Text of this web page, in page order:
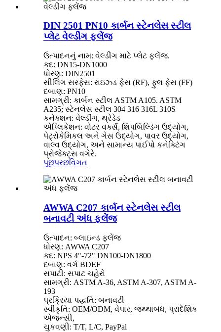
DIN 2501 PN10 કાર્બન સ્ટેનલેસ સ્ટીલ
પ્લેટ વેલ્ડીંગ ફ્લેંજ
ઉત્પાદનનું નામ: વેલ્ડીંગ માટે પ્લેટ ફ્લેંજ.
કદ: DN15-DN1000
ધોરણ: DIN2501
સીલિંગ સરફેસ: રાઇઝ્ડ ફેસ (RF), ફુલ ફેસ (FF)
દબાણ: PN10
સામગ્રી: કાર્બન સ્ટીલ ASTM A105. ASTM
A235; સ્ટેનલેસ સ્ટીલ 304 316 316L 310S
કનેક્શન: વેલ્ડીંગ, થ્રેડેડ
એપ્લિકેશન: વોટર વર્ક્સ, શિપબિલ્ડિંગ ઉદ્યોગ,
પેટ્રોકેમિકલ અને ગેસ ઉદ્યોગ, પાવર ઉદ્યોગ,
વાલ્વ ઉદ્યોગ, અને સામાન્ય પાઈપો કનેક્ટિંગ
પ્રોજેક્ટ્સ વગેરે.
પૂછપરછવિગત
AWWA C207 કાર્બન સ્ટેનલેસ સ્ટીલ
બનાવટી અંધ ફ્લેંજ
ઉત્પાદન: બ્લાઇન્ડ ફ્લેંજ
ધોરણ: AWWA C207
કદ: NPS 4"-72" DN100-DN1800
દબાણ: વર્ગ BDEF
સપાટી: સપાટ ચહેરો
સામગ્રી: ASTM A-36, ASTM A-307, ASTM A-
193
પ્રક્રિયા પદ્ધતિ: બનાવટી
સ્વીકૃતિ: OEM/ODM, વેપાર, જથ્થાબંધ, પ્રાદેશિક
એજન્સી,
ચુકવણી: T/T, L/C, PayPal